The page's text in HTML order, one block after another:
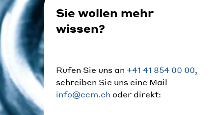
Sie wollen mehr
wissen?
Rufen Sie uns an +41 41 854 00 00,
schreiben Sie uns eine Mail
info@ccm.ch oder direkt: